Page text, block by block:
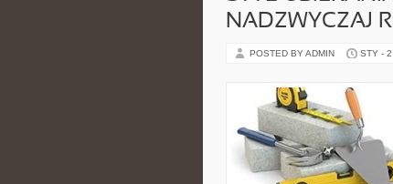
NADZWYCZAJ
POSTED BY ADMIN STY -